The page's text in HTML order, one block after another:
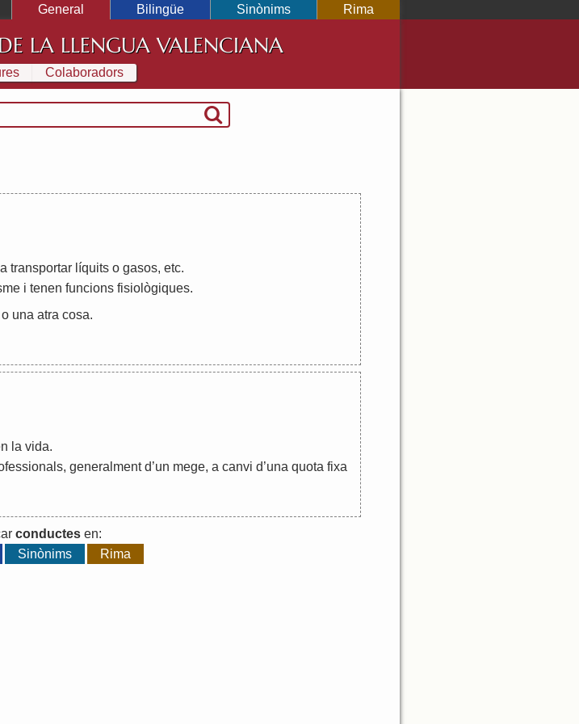
General Bilingüe Sinònims Rima
LA LLENGUA VALENCIANA
Colaboradors
a transportar líquits o gasos, etc.
i tenen funcions fisiològiques.
o una atra cosa.
la vida.
, generalment d’un mege, a canvi d’una quota fixa
conductesen:
Sinònims Rima